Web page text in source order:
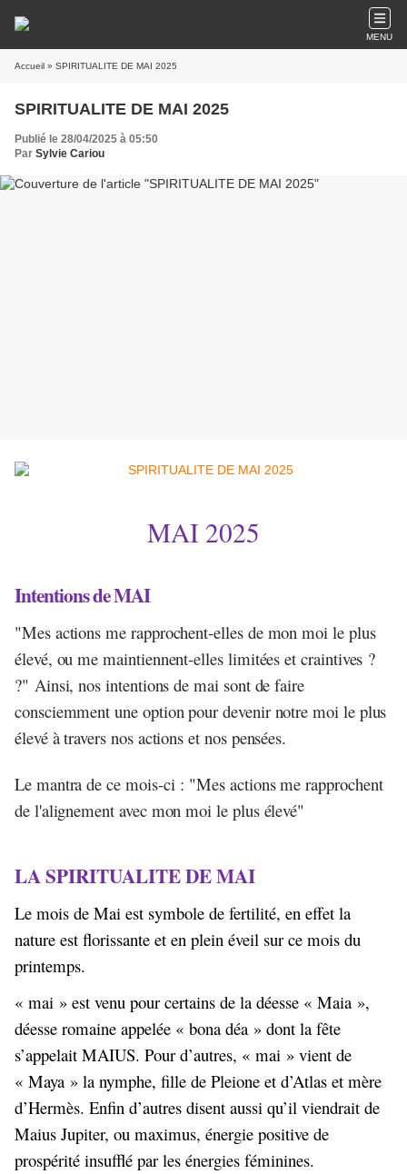
MENU
Accueil » SPIRITUALITE DE MAI 2025
SPIRITUALITE DE MAI 2025
Publié le 28/04/2025 à 05:50
Par Sylvie Cariou
MAI 2025
Intentions de MAI
"Mes actions me rapprochent-elles de mon moi le plus
élevé, ou me maintiennent-elles limitées et craintives ?
?" Ainsi, nos intentions de mai sont de faire
consciemment une option pour devenir notre moi le plus
élevé à travers nos actions et nos pensées.
Le mantra de ce mois-ci : "Mes actions me rapprochent
de l'alignement avec mon moi le plus élevé"
LA SPIRITUALITE DEMAI
Le mois de Mai est symbole de fertilité, en effet la
nature est florissante et en plein éveil sur ce mois du
printemps.
« mai » est venu pour certains de la déesse « Maia »,
déesse romaine appelée « bona déa » dont la fête
s’appelait MAIUS. Pour d’autres, « mai » vient de
« Maya » la nymphe, fille de Pleione et d’Atlas et mère
d’Hermès. Enfin d’autres disent aussi qu’il viendrait de
Maius Jupiter, ou maximus, énergie positive de
prospérité insufflé par les énergies féminines.